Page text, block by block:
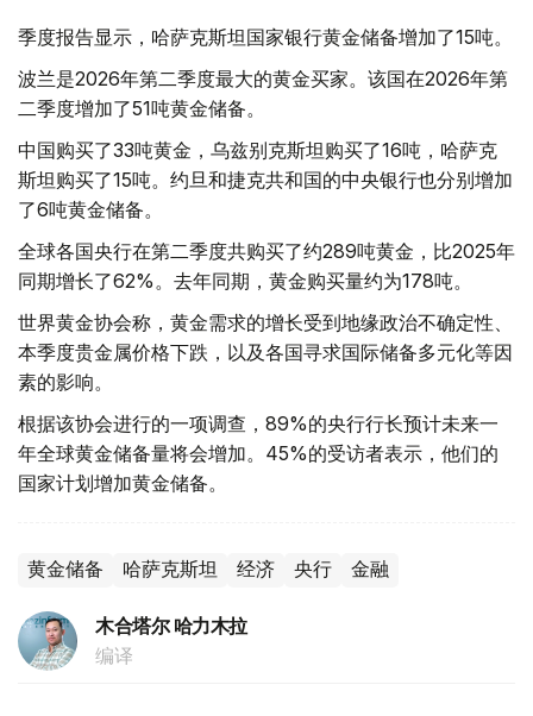
季度报告显示，哈萨克斯坦国家银行黄金储备增加了15吨。
波兰是2026年第二季度最大的黄金买家。该国在2026年第
二季度增加了51吨黄金储备。
中国购买了33吨黄金，乌兹别克斯坦购买了16吨，哈萨克
斯坦购买了15吨。约旦和捷克共和国的中央银行也分别增加
了6吨黄金储备。
全球各国央行在第二季度共购买了约289吨黄金，比2025年
同期增长了62%。去年同期，黄金购买量约为178吨。
世界黄金协会称，黄金需求的增长受到地缘政治不确定性、
本季度贵金属价格下跌，以及各国寻求国际储备多元化等因
素的影响。
根据该协会进行的一项调查，89%的央行行长预计未来一
年全球黄金储备量将会增加。45%的受访者表示，他们的
国家计划增加黄金储备。
黄金储备 哈萨克斯坦 经济 央行 金融
木合塔尔 哈力木拉
编译